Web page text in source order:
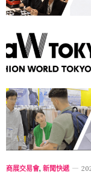
商展交易會, 新聞快遞